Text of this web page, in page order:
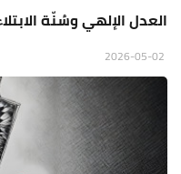
العدل الإلهي وسُنّة